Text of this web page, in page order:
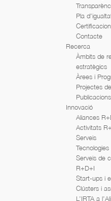
Pla
Contacte
Recerca
Àmbits de
estratègics
Àrees i
Projectes
Innovació
Aliances
Activitats
Serveis
Serveis de
R+D+I
Start-ups i
Clústers i
L’IRTA a